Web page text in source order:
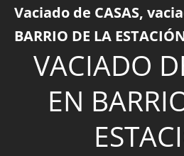
Vaciado de CASAS,
BARRIO DE LA
VACIADO
EN